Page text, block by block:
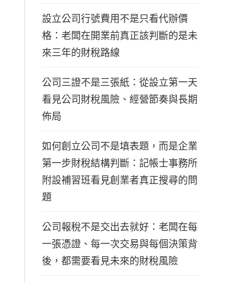
設立公司行號費用不是只看代辦價
格：老闆在開業前真正該判斷的是未
來三年的財稅路線
公司三證不是三張紙：從設立第一天
看見公司財稅風險、經營節奏與長期
佈局
如何創立公司不是填表題，而是企業
第一步財稅結構判斷：記帳士事務所
附設補習班看見創業者真正搜尋的問
題
公司報稅不是交出去就好：老闆在每
一張憑證、每一次交易與每個決策背
後，都需要看見未來的財稅風險